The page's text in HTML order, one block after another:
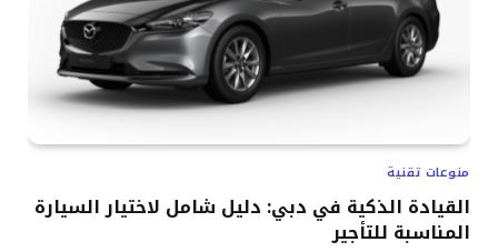
منوعات تقنية
القيادة الذكية في دبي: دليل شامل لاختيار السيارة
المناسبة للتأجير